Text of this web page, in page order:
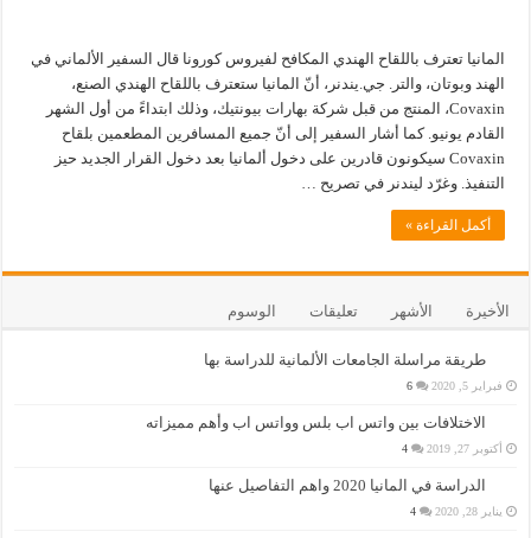
المانيا تعترف باللقاح الهندي المكافح لفيروس كورونا قال السفير الألماني في
الهند وبوتان، والتر. جي.يندنر، أنّ المانيا ستعترف باللقاح الهندي الصنع،
Covaxin، المنتج من قبل شركة بهارات بيونتيك، وذلك ابتداءً من أول الشهر
القادم يونيو. كما أشار السفير إلى أنّ جميع المسافرين المطعمين بلقاح
Covaxin سيكونون قادرين على دخول ألمانيا بعد دخول القرار الجديد حيز
التنفيذ. وغرّد ليندنر في تصريح …
أكمل القراءة »
الأخيرة الأشهر تعليقات الوسوم
طريقة مراسلة الجامعات الألمانية للدراسة بها
فبراير 5, 2020 6
الاختلافات بين واتس اب بلس وواتس اب وأهم مميزاته
أكتوبر 27, 2019 4
الدراسة في المانيا 2020 واهم التفاصيل عنها
يناير 28, 2020 4